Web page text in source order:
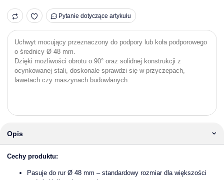
Pytanie dotyczące artykułu
Uchwyt mocujący przeznaczony do podpory lub koła podporowego
o średnicy Ø 48 mm.
Dzięki możliwości obrotu o 90° oraz solidnej konstrukcji z
ocynkowanej stali, doskonale sprawdzi się w przyczepach,
lawetach czy maszynach budowlanych.
Opis
Cechy produktu:
Pasuje do rur Ø 48 mm – standardowy rozmiar dla większości